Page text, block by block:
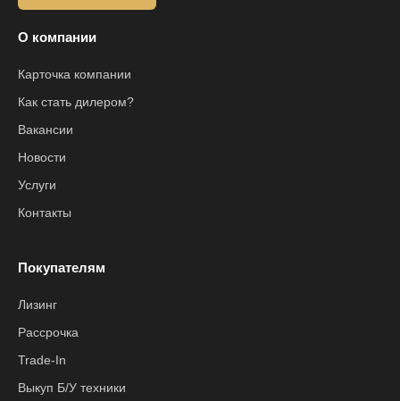
О компании
Карточка компании
Как стать дилером?
Вакансии
Новости
Услуги
Контакты
Покупателям
Лизинг
Рассрочка
Trade-In
Выкуп Б/У техники